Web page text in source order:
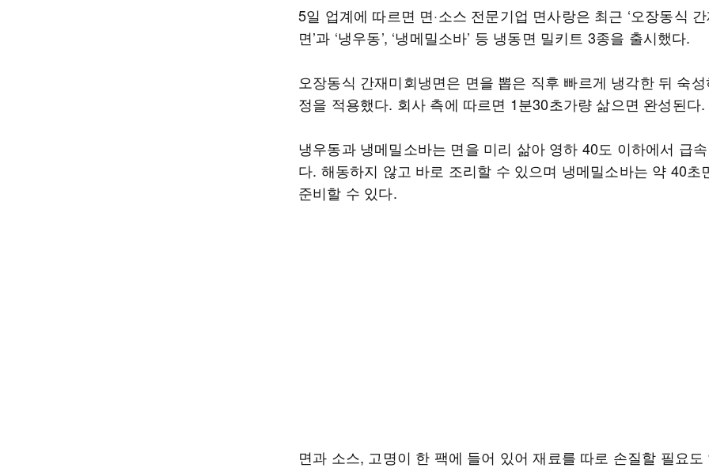
5일 업계에 따르면 면·소스 전문기업 면사랑은 최근 ‘오장동식
면’과 ‘냉우동’, ‘냉메밀소바’ 등 냉동면 밀키트 3종을 출시했다.
오장동식 간재미회냉면은 면을 뽑은 직후 빠르게 냉각한 뒤 숙
정을 적용했다. 회사 측에 따르면 1분30초가량 삶으면 완성된다.
냉우동과 냉메밀소바는 면을 미리 삶아 영하 40도 이하에서 급
다. 해동하지 않고 바로 조리할 수 있으며 냉메밀소바는 약 40초
준비할 수 있다.
면과 소스, 고명이 한 팩에 들어 있어 재료를 따로 손질할 필요도